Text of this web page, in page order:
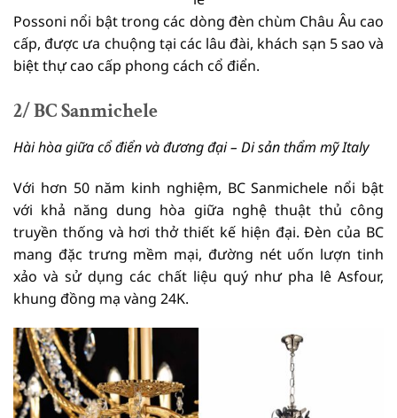
Possoni nổi bật trong các dòng đèn chùm Châu Âu cao
cấp, được ưa chuộng tại các lâu đài, khách sạn 5 sao và
biệt thự cao cấp phong cách cổ điển.
2/ BC Sanmichele
Hài hòa giữa cổ điển và đương đại – Di sản thẩm mỹ Italy
Với hơn 50 năm kinh nghiệm, BC Sanmichele nổi bật
với khả năng dung hòa giữa nghệ thuật thủ công
truyền thống và hơi thở thiết kế hiện đại. Đèn của BC
mang đặc trưng mềm mại, đường nét uốn lượn tinh
xảo và sử dụng các chất liệu quý như pha lê Asfour,
khung đồng mạ vàng 24K.